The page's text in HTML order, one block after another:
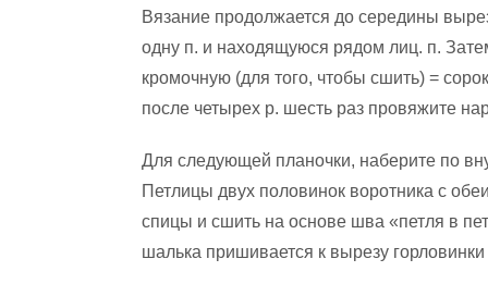
Вязание продолжается до середины
одну п. и находящуюся рядом лиц. п.
кромочную (для того, чтобы сшить) =
после четырех р. шесть раз провяжите
Для следующей планочки, наберите по
Петлицы двух половинок воротника с
спицы и сшить на основе шва «петля в
шалька пришивается к вырезу